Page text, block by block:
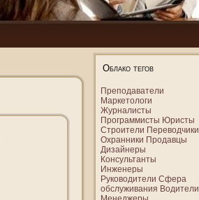
Облако тегов
Преподаватели
Маркетологи
Журналисты
Программисты Юристы
Строители Переводчики
Охранники Продавцы
Дизайнеры
Консультанты
Инженеры
Руководители Сфера
обслуживания Водители